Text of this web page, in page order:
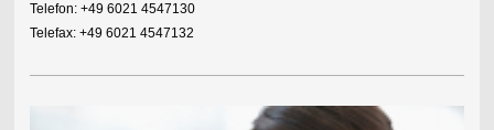
Telefon: +49 6021 4547130
Telefax: +49 6021 4547132